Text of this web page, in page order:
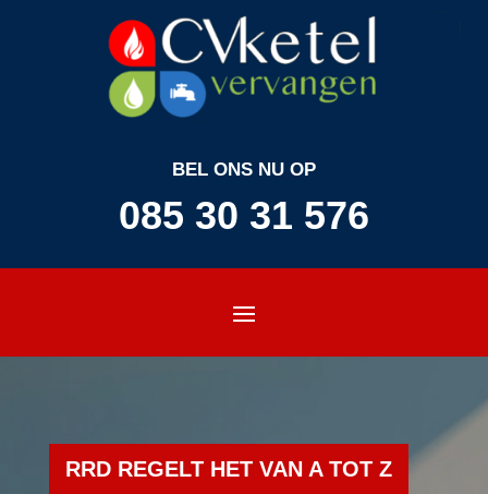
BEL ONS NU OP
085 30 31 576
RRD REGELT HET VAN A TOT Z